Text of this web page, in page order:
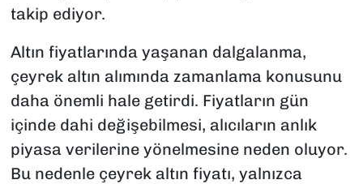
takip ediyor.
Altın fiyatlarında yaşanan dalgalanma,
çeyrek altın alımında zamanlama konusunu
daha önemli hale getirdi. Fiyatların gün
içinde dahi değişebilmesi, alıcıların anlık
piyasa verilerine yönelmesine neden oluyor.
Bu nedenle çeyrek altın fiyatı, yalnızca